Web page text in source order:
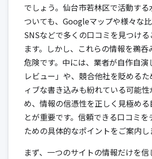
でしょう。仙台市若林区で活動する
ついても、Googleマップや様々な比
SNSなどで多くの口コミを見つける
ます。しかし、これらの情報を鵜呑
危険です。中には、業者が自作自演
レビュー」や、競合他社を貶める
ィブな書き込みも紛れている可能性
め、情報の信憑性を正しく見極める
とが重要です。信頼できる口コミを
ための具体的なポイントをご案内し
まず、一つのサイトの情報だけを信